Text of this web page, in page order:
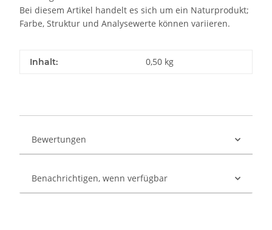
Bei diesem Artikel handelt es sich um ein Naturprodukt;
Farbe, Struktur und Analysewerte können variieren.
Inhalt: 0,50 kg
Bewertungen
Benachrichtigen, wenn verfügbar